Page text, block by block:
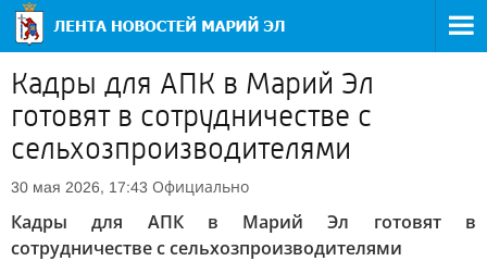
Кадры для АПК в Марий Эл
готовят в сотрудничестве с
сельхозпроизводителями
30 мая 2026, 17:43 Официально
Кадры для АПК в Марий Эл готовят в
сотрудничестве с сельхозпроизводителями